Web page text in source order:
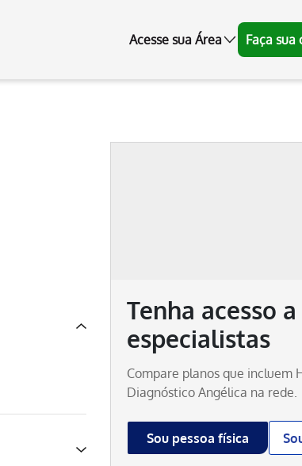
Acesse sua Área Faça sua
Tenha acesso a
especialistas
Compare planos que incluem
Diagnóstico Angélica na rede.
Sou pessoa física